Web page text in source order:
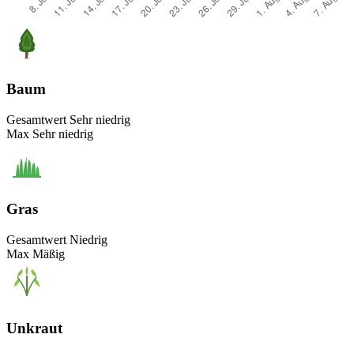
Baum
Gesamtwert Sehr niedrig
Max Sehr niedrig
Gras
Gesamtwert Niedrig
Max Mäßig
Unkraut